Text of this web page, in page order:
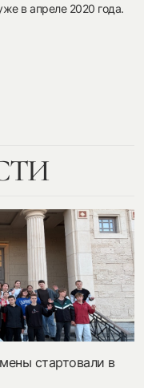
в апреле 2020 года.
стартовали в